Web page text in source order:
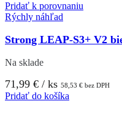
Pridať k porovnaniu
Rýchly náhľad
Strong LEAP-S3+ V2
Na sklade
71,99 € / ks 58,53 € bez DPH
Pridať do košíka